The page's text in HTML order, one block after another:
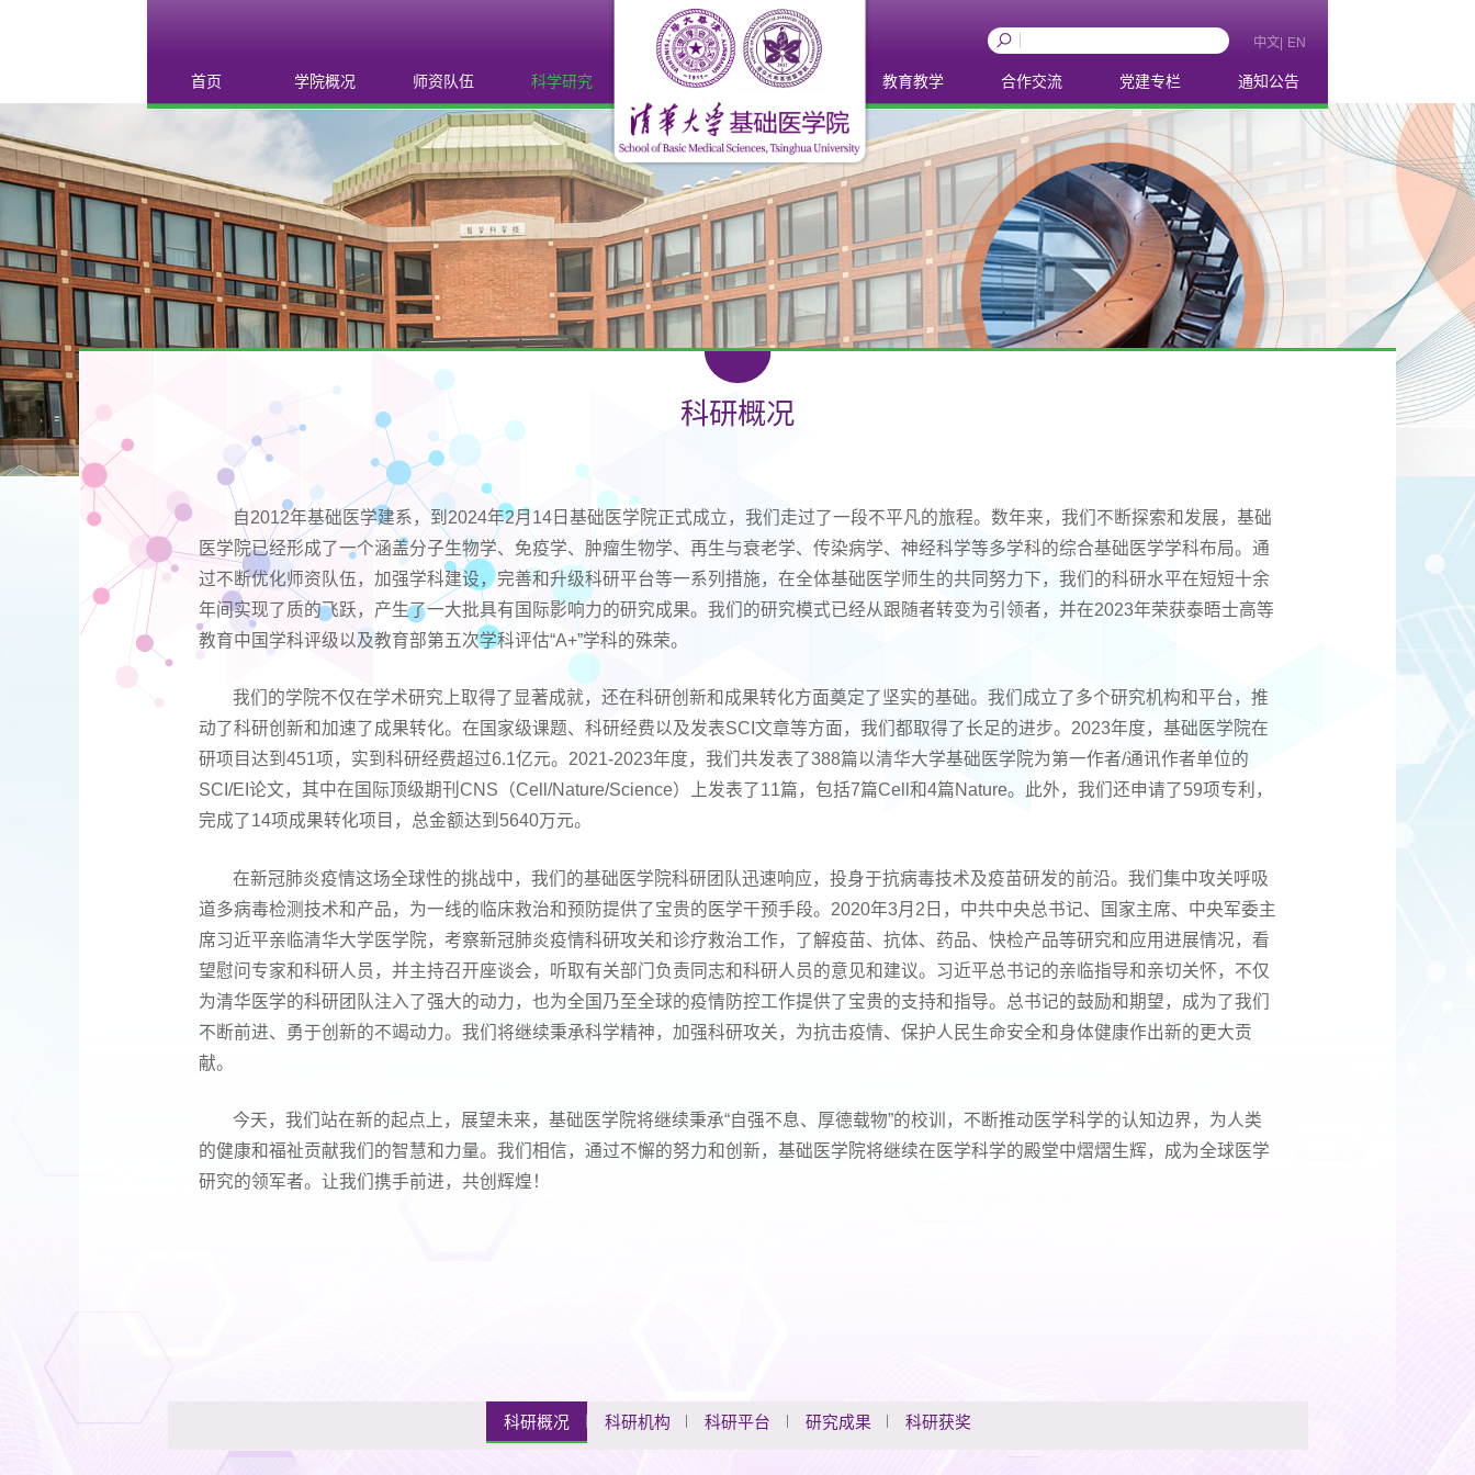
首页 学院概况
学院概况
现任领导
组织机构
联系我们
师资队伍
教职员工
兼职教授
科学研究
科研概况
科研机构
科研平台
研究成果
教育教学
教学平台
教学获奖
学生教育
合作交流
概况
合作
捐赠
国内外学术交流
党建专栏
理论学习
学生活动
工会活动
通知公告
中文| EN
科研概况
自2012年基础医学建系，到2024年2月14日基础医学院正式成立，我们走过了一段不平凡的旅程。数年来，我们不断探索和发展，基础
医学院已经形成了一个涵盖分子生物学、免疫学、肿瘤生物学、再生与衰老学、传染病学、神经科学等多学科的综合基础医学学科布局。通
过不断优化师资队伍，加强学科建设，完善和升级科研平台等一系列措施，在全体基础医学师生的共同努力下，我们的科研水平在短短十余
年间实现了质的飞跃，产生了一大批具有国际影响力的研究成果。我们的研究模式已经从跟随者转变为引领者，并在2023年荣获泰晤士高等
教育中国学科评级以及教育部第五次学科评估“A+”学科的殊荣。
我们的学院不仅在学术研究上取得了显著成就，还在科研创新和成果转化方面奠定了坚实的基础。我们成立了多个研究机构和平台，推
动了科研创新和加速了成果转化。在国家级课题、科研经费以及发表SCI文章等方面，我们都取得了长足的进步。2023年度，基础医学院在
研项目达到451项，实到科研经费超过6.1亿元。2021-2023年度，我们共发表了388篇以清华大学基础医学院为第一作者/通讯作者单位的
SCI/EI论文，其中在国际顶级期刊CNS（Cell/Nature/Science）上发表了11篇，包括7篇Cell和4篇Nature。此外，我们还申请了59项专利，
完成了14项成果转化项目，总金额达到5640万元。
在新冠肺炎疫情这场全球性的挑战中，我们的基础医学院科研团队迅速响应，投身于抗病毒技术及疫苗研发的前沿。我们集中攻关呼吸
道多病毒检测技术和产品，为一线的临床救治和预防提供了宝贵的医学干预手段。2020年3月2日，中共中央总书记、国家主席、中央军委主
席习近平亲临清华大学医学院，考察新冠肺炎疫情科研攻关和诊疗救治工作，了解疫苗、抗体、药品、快检产品等研究和应用进展情况，看
望慰问专家和科研人员，并主持召开座谈会，听取有关部门负责同志和科研人员的意见和建议。习近平总书记的亲临指导和亲切关怀，不仅
为清华医学的科研团队注入了强大的动力，也为全国乃至全球的疫情防控工作提供了宝贵的支持和指导。总书记的鼓励和期望，成为了我们
不断前进、勇于创新的不竭动力。我们将继续秉承科学精神，加强科研攻关，为抗击疫情、保护人民生命安全和身体健康作出新的更大贡
献。
今天，我们站在新的起点上，展望未来，基础医学院将继续秉承“自强不息、厚德载物”的校训，不断推动医学科学的认知边界，为人类
的健康和福祉贡献我们的智慧和力量。我们相信，通过不懈的努力和创新，基础医学院将继续在医学科学的殿堂中熠熠生辉，成为全球医学
研究的领军者。让我们携手前进，共创辉煌！
科研概况 科研机构 科研平台 研究成果 科研获奖